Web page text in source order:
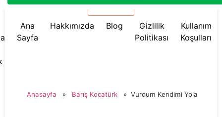
☰ Menü
Ana
Sayfa
Hakkımızda Blog
Gizlilik
Politikası
Kullanım
Koşulları
Anasayfa » Barış Kocatürk » Vurdum Kendimi Yola